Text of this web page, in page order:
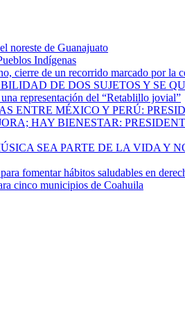
noreste de Guanajuato
Indígenas
cierre de un recorrido marcado por la
DE DOS SUJETOS Y SE
representación del “Retablillo jovial”
ENTRE MÉXICO Y PERÚ:
HAY BIENESTAR:
SEA PARTE DE LA VIDA Y
fomentar hábitos saludables en
cinco municipios de Coahuila